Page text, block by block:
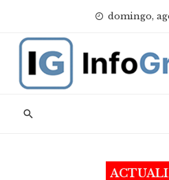
content
domingo,